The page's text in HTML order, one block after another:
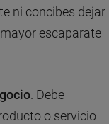
ni concibes dejar
escaparate
. Debe
o servicio